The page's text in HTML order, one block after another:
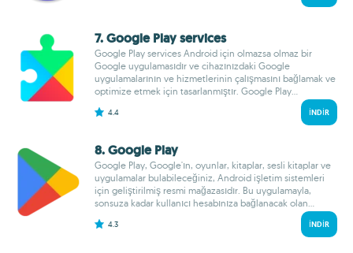
7. Google Play services
Google Play services Android için olmazsa olmaz bir
Google uygulamasıdır ve cihazınızdaki Google
uygulamalarının ve hizmetlerinin çalışmasını bağlamak ve
optimize etmek için tasarlanmıştır. Google Play...
4.4 İNDIR
8. Google Play
Google Play, Google'ın, oyunlar, kitaplar, sesli kitaplar ve
uygulamalar bulabileceğiniz, Android işletim sistemleri
için geliştirilmiş resmi mağazasıdır. Bu uygulamayla,
sonsuza kadar kullanıcı hesabınıza bağlanacak olan...
4.3 İNDIR